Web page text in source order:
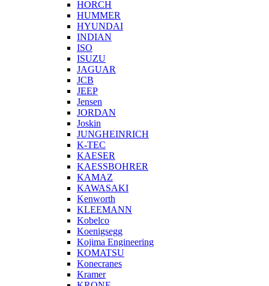
HORCH
HUMMER
HYUNDAI
INDIAN
ISO
ISUZU
JAGUAR
JCB
JEEP
Jensen
JORDAN
Joskin
JUNGHEINRICH
K-TEC
KAESER
KAESSBOHRER
KAMAZ
KAWASAKI
Kenworth
KLEEMANN
Kobelco
Koenigsegg
Kojima Engineering
KOMATSU
Konecranes
Kramer